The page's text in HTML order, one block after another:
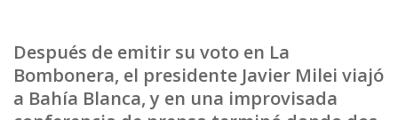
Después de emitir su voto en La
Bombonera, el presidente Javier Milei viajó
a Bahía Blanca, y en una improvisada